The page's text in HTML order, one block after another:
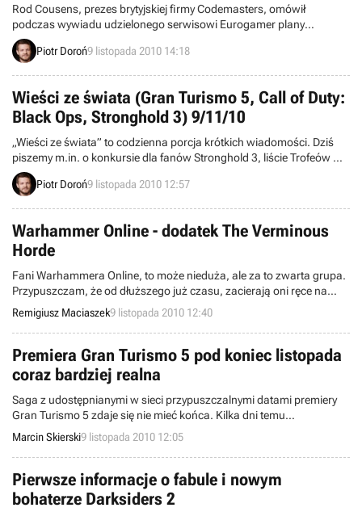
Rod Cousens, prezes brytyjskiej firmy Codemasters, omówił
podczas wywiadu udzielonego serwisowi Eurogamer plany
wydawnicze popularnego producenta na 2011 i 2012 rok.
Poznaliśmy w ten sposób przybliżone terminy nowych odsłon takich
Piotr Doroń9 listopada 2010 14:18
Wieści ze świata (Gran Turismo 5, Call of Duty:
Black Ops, Stronghold 3) 9/11/10
„Wieści ze świata” to codzienna porcja krótkich wiadomości. Dziś
piszemy m.in. o konkursie dla fanów Stronghold 3, liście Trofeów w
Gran Turismo 5, a także grze reżysera Guillermo del Toro.
Zapraszamy do lektury.
Piotr Doroń9 listopada 2010 12:57
Warhammer Online - dodatek The Verminous
Horde
Fani Warhammera Online, to może nieduża, ale za to zwarta grupa.
Przypuszczam, że od dłuższego już czasu, zacierają oni ręce na
myśl o zbliżającym się patchu oznaczonym numerem 1.4, gdyż
wprowadzić ma nową grywalną rasę. Okazuje się, że łatka zostanie
podzielona na trzy elementy składowe (dwa płatne, jeden darmowy)
i już niedługo pojawi się na serwerach.
Remigiusz Maciaszek9 listopada 2010 12:40
Premiera Gran Turismo 5 pod koniec listopada
coraz bardziej realna
Saga z udostępnianymi w sieci przypuszczalnymi datami premiery
Gran Turismo 5 zdaje się nie mieć końca. Kilka dni temu
informowaliśmy o doniesieniach sklepu SonyStyle.com
utrzymującego, że gra stanie się dostępna w okolicach 30 listopada.
Tym razem otrzymujemy kolejne, wskazujące na podobny okres
wydawniczy.
Marcin Skierski9 listopada 2010 12:05
Pierwsze informacje o fabule i nowym
bohaterze Darksiders 2